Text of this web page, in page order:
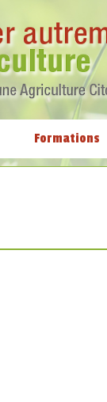
Formations